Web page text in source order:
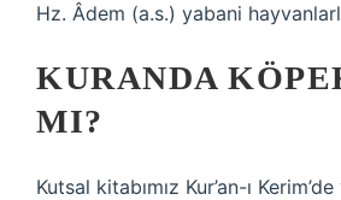
Hz. Âdem (a.s.) yabani
KURANDA
MI?
Kutsal kitabımız Kur’an-ı